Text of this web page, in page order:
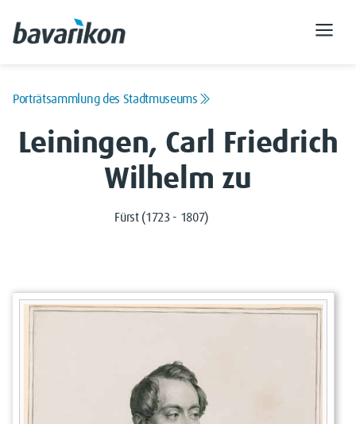
Porträtsammlung des Stadtmuseums
Leiningen, Carl Friedrich
Wilhelm zu
Fürst (1723 - 1807)